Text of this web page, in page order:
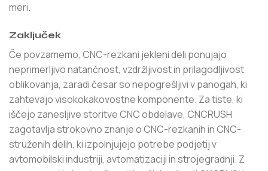
meri.
Zaključek
Če povzamemo, CNC-rezkani jekleni deli ponujajo
neprimerljivo natančnost, vzdržljivost in prilagodljivost
oblikovanja, zaradi česar so nepogrešljivi v panogah, ki
zahtevajo visokokakovostne komponente. Za tiste, ki
iščejo zanesljive storitve CNC obdelave, CNCRUSH
zagotavlja strokovno znanje o CNC-rezkanih in CNC-
struženih delih, ki izpolnjujejo potrebe podjetij v
avtomobilski industriji, avtomatizaciji in strojegradnji. Z